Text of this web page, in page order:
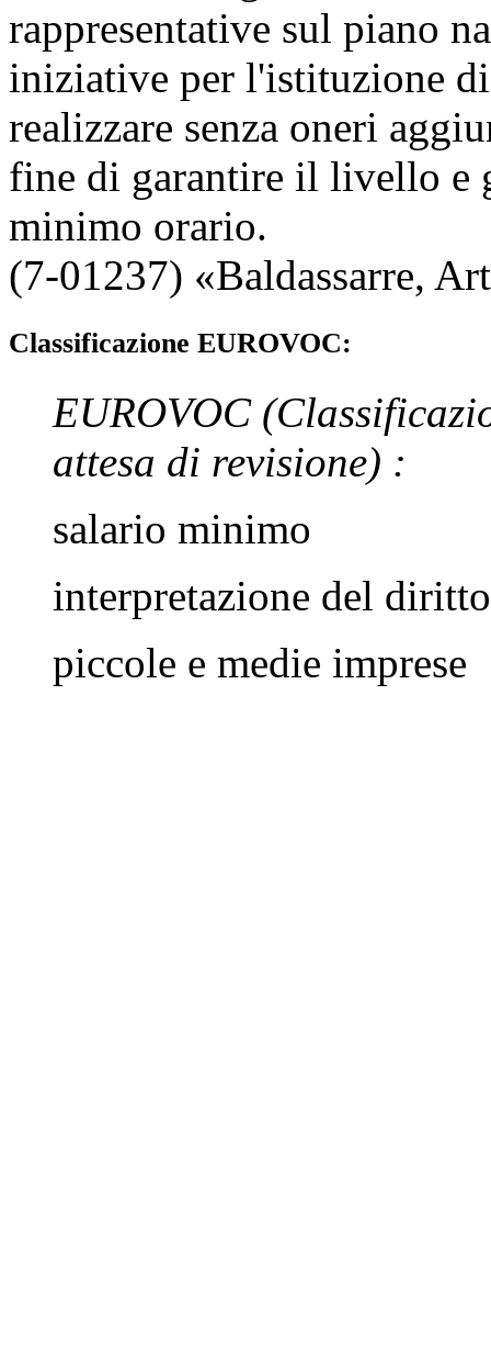
rappresentative sul piano
iniziative per l'istituzione
realizzare senza oneri
fine di garantire il livello e
minimo orario.
(7-01237) «Baldassarre,
Classificazione EUROVOC:
EUROVOC
attesa di revisione) :
salario minimo
interpretazione del diritto
piccole e medie imprese